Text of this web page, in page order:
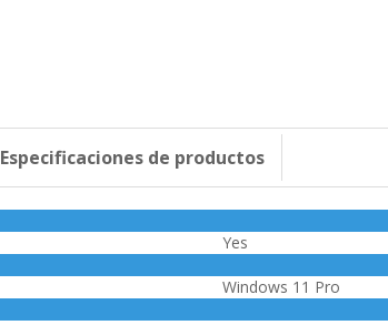
Especificaciones de productos
Yes
Windows 11 Pro